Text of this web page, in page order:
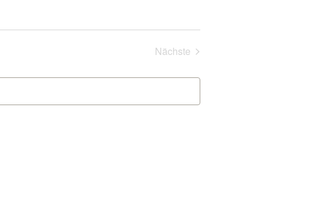
Nächste Veranstaltungen